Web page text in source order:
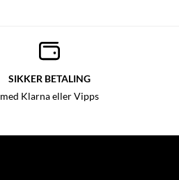
SIKKER BETALING
med Klarna eller Vipps